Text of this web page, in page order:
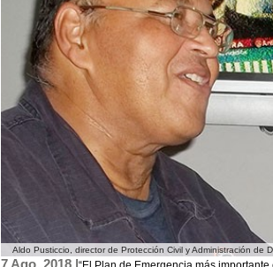
Aldo Pusticcio, director de Protección Civil y Administración de
7 Ago, 2018 |